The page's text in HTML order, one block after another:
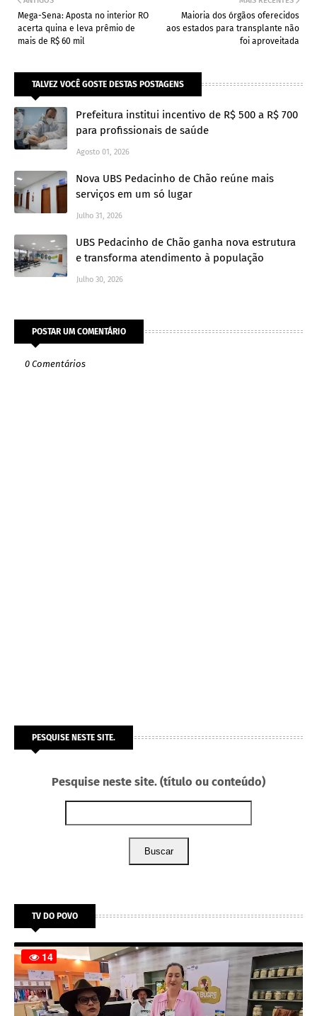
Maioria dos órgãos oferecidos
aos estados para transplante não
foi aproveitada
Mega-Sena: Aposta no interior RO
acerta quina e leva prêmio de
mais de R$ 60 mil
TALVEZ VOCÊ GOSTE DESTAS POSTAGENS
Prefeitura institui incentivo de R$ 500 a R$ 700
para profissionais de saúde
Agosto 01, 2026
Nova UBS Pedacinho de Chão reúne mais
serviços em um só lugar
Julho 31, 2026
UBS Pedacinho de Chão ganha nova estrutura
e transforma atendimento à população
Julho 30, 2026
POSTAR UM COMENTÁRIO
0 Comentários
PESQUISE NESTE SITE.
Pesquise neste site. (título ou conteúdo)
Buscar
TV DO POVO